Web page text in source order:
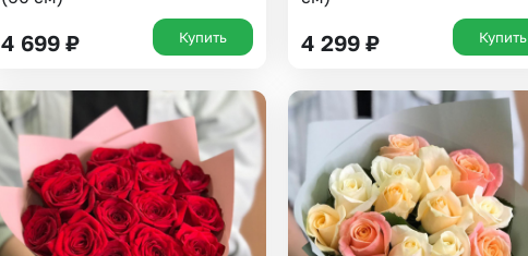
4 699 ₽ Купить 4 299 ₽ Купить